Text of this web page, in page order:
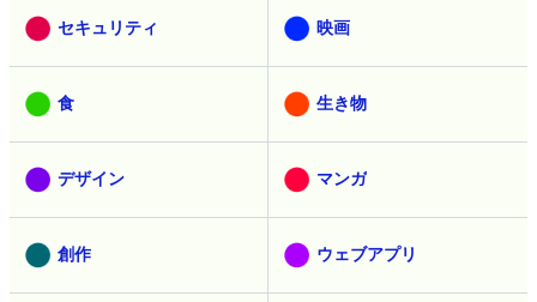
セキュリティ 映画
食 生き物
デザイン マンガ
創作 ウェブアプリ